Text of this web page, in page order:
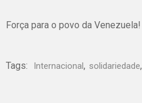
Força para o povo da Venezuela!
Tags: Internacional, solidariedade,